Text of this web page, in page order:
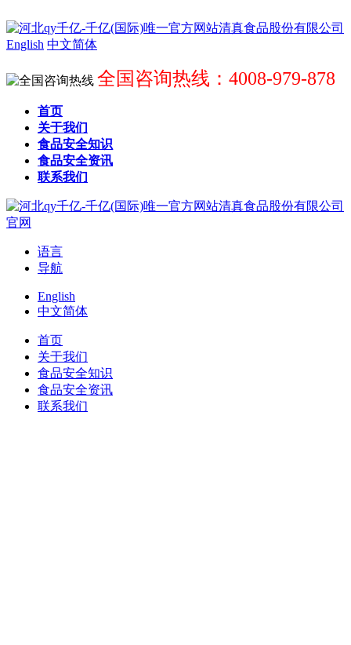
English 中文简体
全国咨询热线：4008-979-878
首页
关于我们
食品安全知识
食品安全资讯
联系我们
语言
导航
English
中文简体
首页
关于我们
食品安全知识
食品安全资讯
联系我们